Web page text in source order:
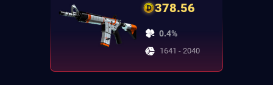
378.56
0.4%
1641 - 2040